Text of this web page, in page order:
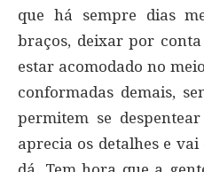
que há sempre dias
braços, deixar por
estar acomodado no
conformadas demais,
permitem se
aprecia os detalhes e